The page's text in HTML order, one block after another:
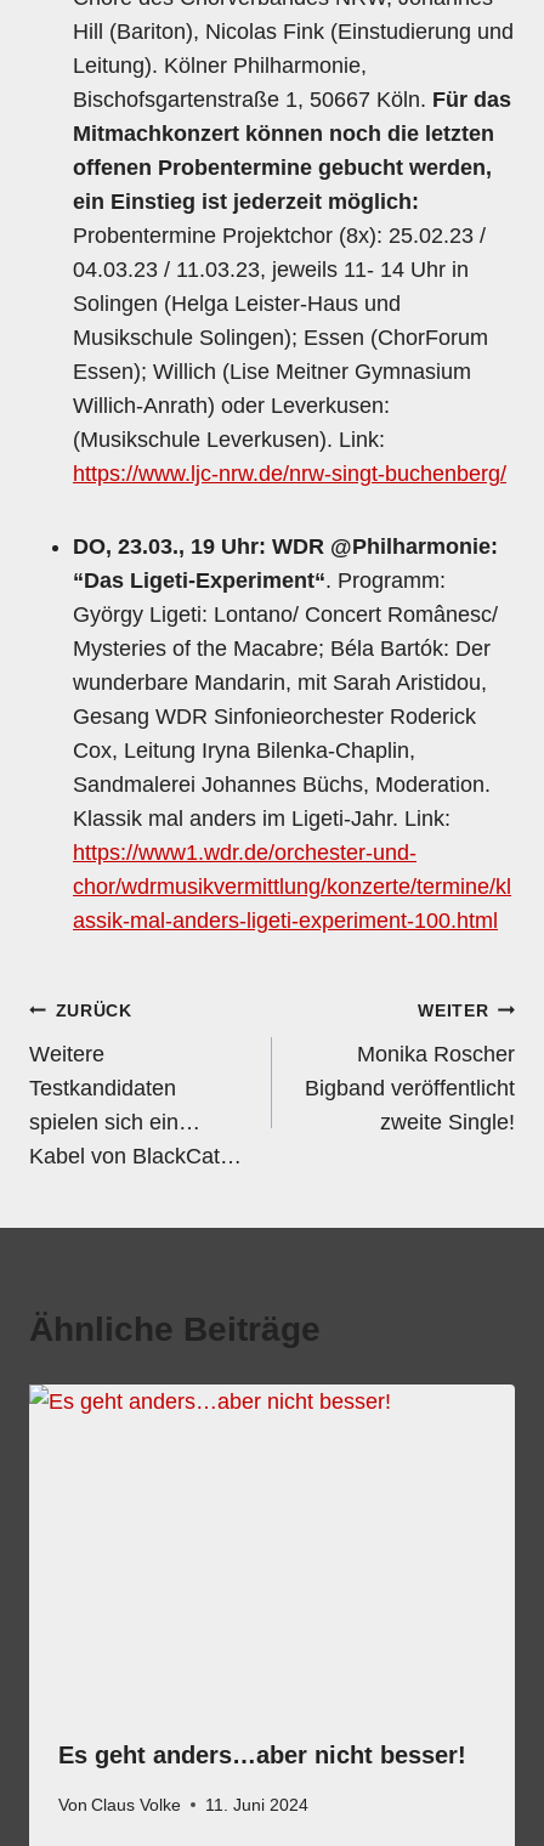
Hill (Bariton), Nicolas Fink (Einstudierung und
Leitung). Kölner Philharmonie,
Bischofsgartenstraße 1, 50667 Köln. Für das
Mitmachkonzert können noch die letzten
offenen Probentermine gebucht werden,
ein Einstieg ist jederzeit möglich:
Probentermine Projektchor (8x): 25.02.23 /
04.03.23 / 11.03.23, jeweils 11- 14 Uhr in
Solingen (Helga Leister-Haus und
Musikschule Solingen); Essen (ChorForum
Essen); Willich (Lise Meitner Gymnasium
Willich-Anrath) oder Leverkusen:
(Musikschule Leverkusen). Link:
https://www.ljc-nrw.de/nrw-singt-buchenberg/
DO, 23.03., 19 Uhr: WDR @Philharmonie:
“Das Ligeti-Experiment“. Programm:
György Ligeti: Lontano/ Concert Românesc/
Mysteries of the Macabre; Béla Bartók: Der
wunderbare Mandarin, mit Sarah Aristidou,
Gesang WDR Sinfonieorchester Roderick
Cox, Leitung Iryna Bilenka-Chaplin,
Sandmalerei Johannes Büchs, Moderation.
Klassik mal anders im Ligeti-Jahr. Link:
https://www1.wdr.de/orchester-und-
chor/wdrmusikvermittlung/konzerte/termine/kl
assik-mal-anders-ligeti-experiment-100.html
Beitragsnavigation
ZURÜCK
Weitere
Testkandidaten
spielen sich ein…
Kabel von BlackCat…
WEITER
Monika Roscher
Bigband veröffentlicht
zweite Single!
Ähnliche Beiträge
Es geht anders…aber nicht besser!
Von Claus Volke 11. Juni 2024